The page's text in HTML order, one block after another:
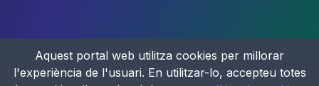
Aquest portal web utilitza cookies per millorar
l'experiència de l'usuari. En utilitzar-lo, accepteu totes